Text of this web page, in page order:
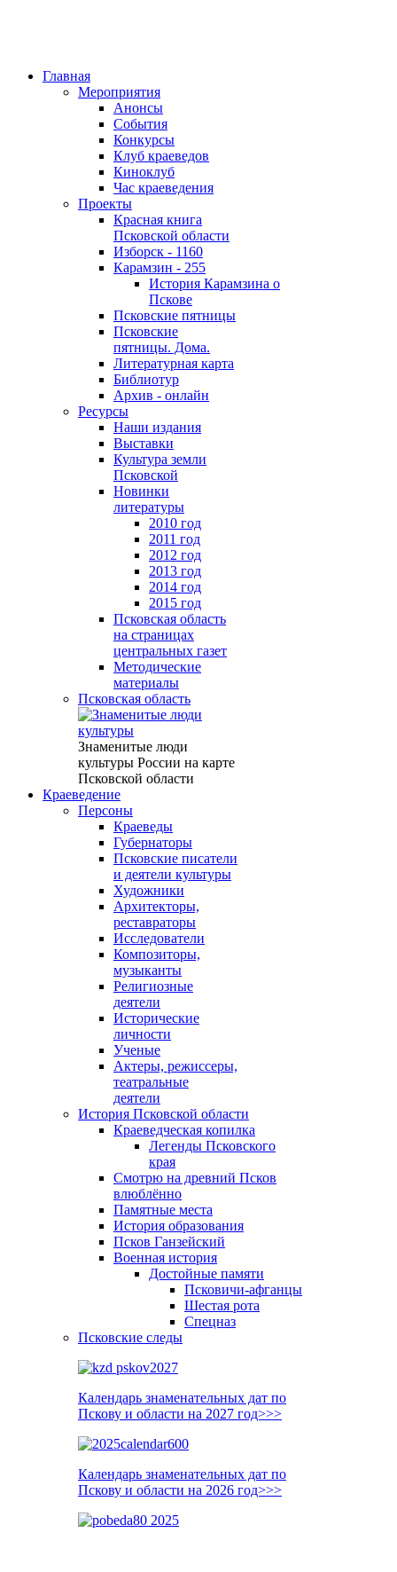
Главная
Мероприятия
Анонсы
События
Конкурсы
Клуб краеведов
Киноклуб
Час краеведения
Проекты
Красная книга
Псковской области
Изборск - 1160
Карамзин - 255
История Карамзина о
Пскове
Псковские пятницы
Псковские
пятницы. Дома.
Литературная карта
Библиотур
Архив - онлайн
Ресурсы
Наши издания
Выставки
Культура земли
Псковской
Новинки
литературы
2010 год
2011 год
2012 год
2013 год
2014 год
2015 год
Псковская область
на страницах
центральных газет
Методические
материалы
Псковская область
Знаменитые люди
культуры России на карте
Псковской области
Краеведение
Персоны
Краеведы
Губернаторы
Псковские писатели
и деятели культуры
Художники
Архитекторы,
реставраторы
Исследователи
Композиторы,
музыканты
Религиозные
деятели
Исторические
личности
Ученые
Актеры, режиссеры,
театральные
деятели
История Псковской области
Краеведческая копилка
Легенды Псковского
края
Смотрю на древний Псков
влюблённо
Памятные места
История образования
Псков Ганзейский
Военная история
Достойные памяти
Псковичи-афганцы
Шестая рота
Спецназ
Псковские следы
Календарь знаменательных дат по
Пскову и области на 2027 год>>>
Календарь знаменательных дат по
Пскову и области на 2026 год>>>